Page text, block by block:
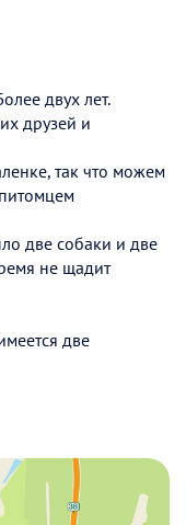
двух лет.
друзей и
так что можем
две собаки и две
не щадит
две